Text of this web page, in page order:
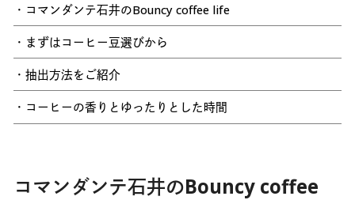
・コマンダンテ石井のBouncy coffee life
・まずはコーヒー豆選びから
・抽出方法をご紹介
・コーヒーの香りとゆったりとした時間
コマンダンテ石井のBouncy coffee